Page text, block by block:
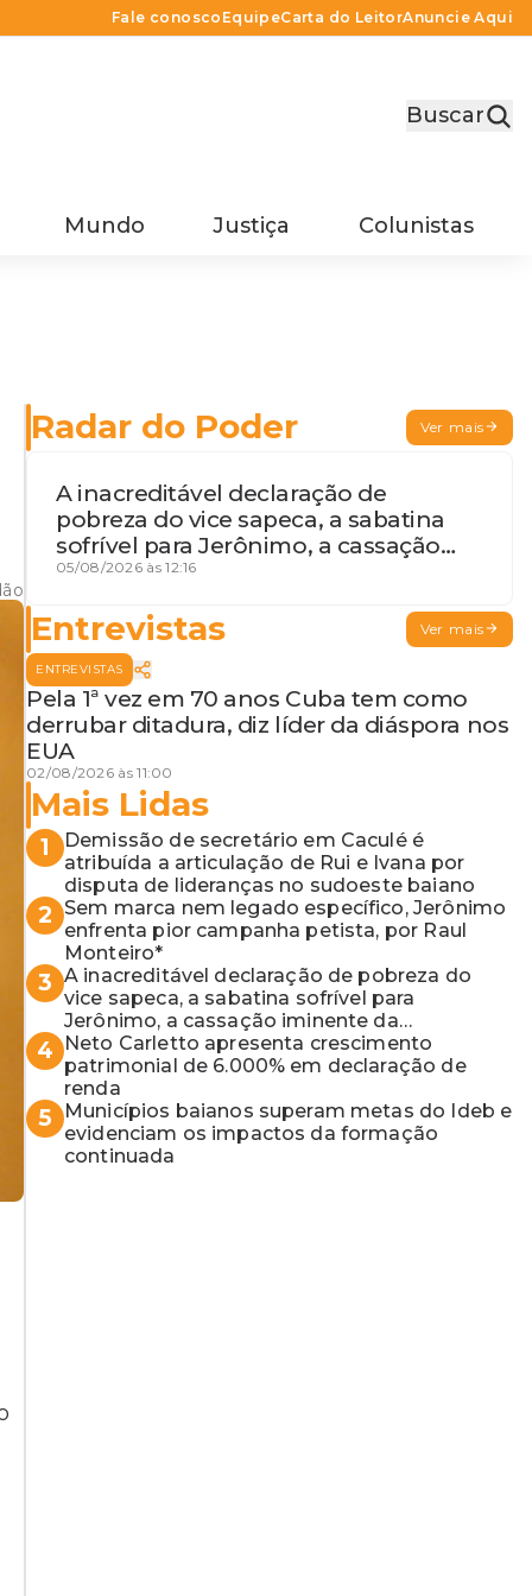
Fale conosco EquipeCarta do LeitorAnuncie Aqui
Buscar
Mundo Justiça Colunistas
Radar do Poder Ver mais
A inacreditável declaração de
pobreza do vice sapeca, a sabatina
sofrível para Jerônimo, a cassação
iminente da desembargadora e a
05/08/2026 às 12:16
Entrevistas Ver mais
ENTREVISTAS
Pela 1ª vez em 70 anos Cuba tem como
derrubar ditadura, diz líder da diáspora nos
EUA
02/08/2026 às 11:00
Mais Lidas
1
Demissão de secretário em Caculé é
atribuída a articulação de Rui e Ivana por
disputa de lideranças no sudoeste baiano
2
Sem marca nem legado específico, Jerônimo
enfrenta pior campanha petista, por Raul
Monteiro*
3 A inacreditável declaração de pobreza do
vice sapeca, a sabatina sofrível para
Jerônimo, a cassação iminente da
desembargadora e a vaga do Quinto para o
MP baiano
4
Neto Carletto apresenta crescimento
patrimonial de 6.000% em declaração de
renda
5
Municípios baianos superam metas do Ideb e
evidenciam os impactos da formação
continuada